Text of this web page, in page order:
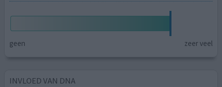
geen zeer veel
INVLOED VAN DNA